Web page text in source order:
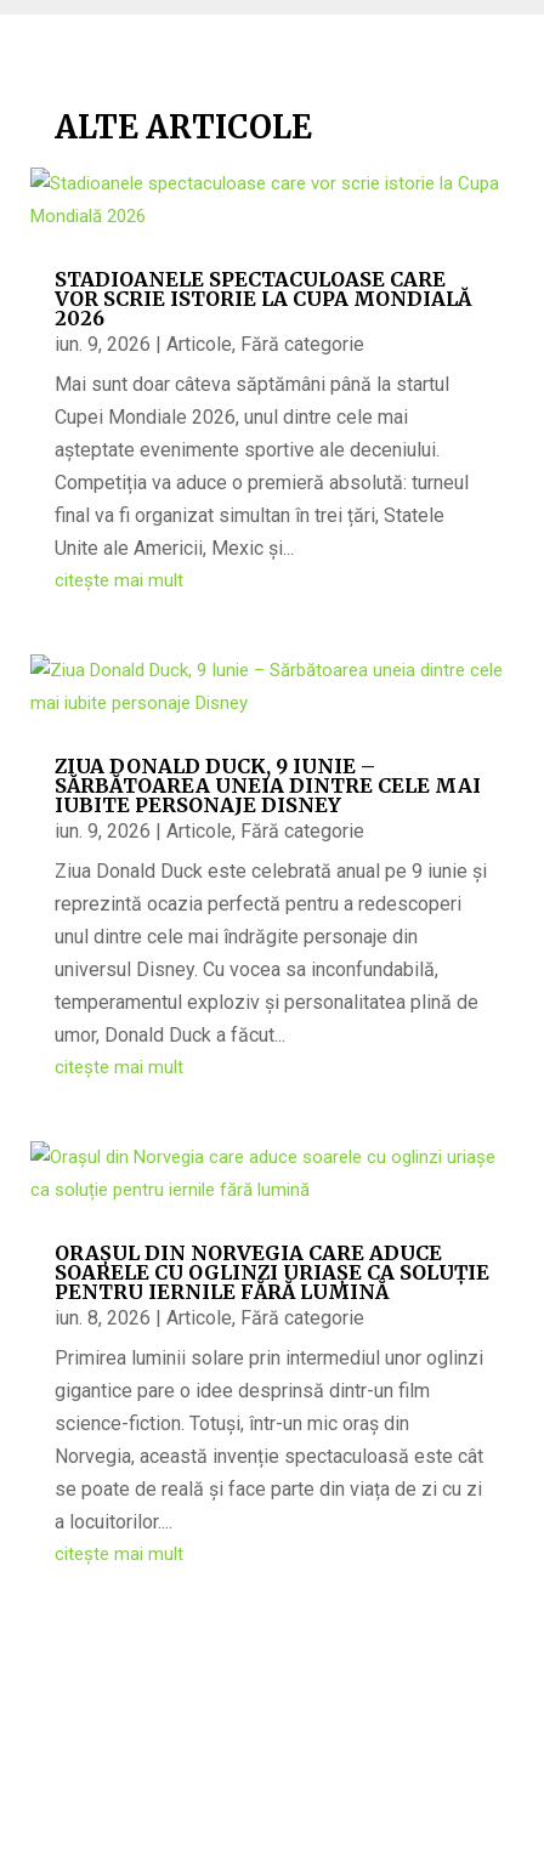
ALTE ARTICOLE
STADIOANELE SPECTACULOASE CARE
VOR SCRIE ISTORIE LA CUPA MONDIALĂ
2026
iun. 9, 2026 | Articole, Fără categorie
Mai sunt doar câteva săptămâni până la startul
Cupei Mondiale 2026, unul dintre cele mai
așteptate evenimente sportive ale deceniului.
Competiția va aduce o premieră absolută: turneul
final va fi organizat simultan în trei țări, Statele
Unite ale Americii, Mexic și...
citește mai mult
ZIUA DONALD DUCK, 9 IUNIE –
SĂRBĂTOAREA UNEIA DINTRE CELE MAI
IUBITE PERSONAJE DISNEY
iun. 9, 2026 | Articole, Fără categorie
Ziua Donald Duck este celebrată anual pe 9 iunie și
reprezintă ocazia perfectă pentru a redescoperi
unul dintre cele mai îndrăgite personaje din
universul Disney. Cu vocea sa inconfundabilă,
temperamentul exploziv și personalitatea plină de
umor, Donald Duck a făcut...
citește mai mult
ORAȘUL DIN NORVEGIA CARE ADUCE
SOARELE CU OGLINZI URIAȘE CA SOLUȚIE
PENTRU IERNILE FĂRĂ LUMINĂ
iun. 8, 2026 | Articole, Fără categorie
Primirea luminii solare prin intermediul unor oglinzi
gigantice pare o idee desprinsă dintr-un film
science-fiction. Totuși, într-un mic oraș din
Norvegia, această invenție spectaculoasă este cât
se poate de reală și face parte din viața de zi cu zi
a locuitorilor....
citește mai mult